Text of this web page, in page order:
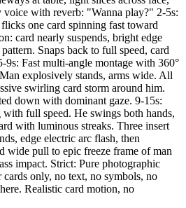
with reverb: "Wanna play?" 2-5s:
one card spinning fast toward
card nearly suspends, bright edge
Snaps back to full speed, card
9s: Fast multi-angle montage with 360°
explosively stands, arms wide. All
swirling card storm around him.
down with dominant gaze. 9-15s:
full speed. He swings both hands,
with luminous streaks. Three insert
edge electric arc flash, then
wide pull to epic freeze frame of man
impact. Strict: Pure photographic
only, no text, no symbols, no
Realistic card motion, no